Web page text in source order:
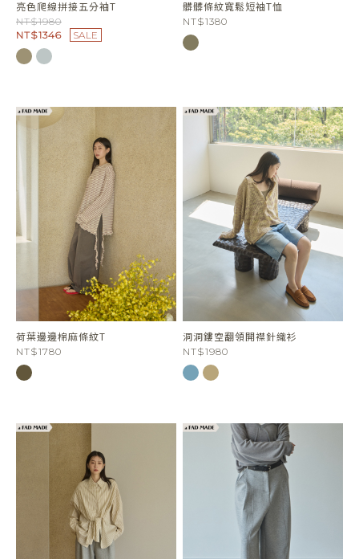
亮色爬線拼接五分袖T
NT$1980
NT$1346
SALE
髒髒條紋寬鬆短袖T恤
NT$1380
荷葉邊邊棉麻條紋T
NT$1780
洞洞鏤空翻領開襟針織衫
NT$1980